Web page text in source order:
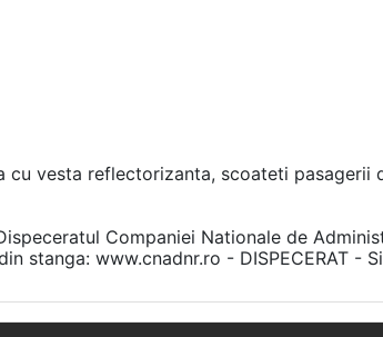
reflectorizanta, scoateti pasagerii
Companiei Nationale de
stanga: www.cnadnr.ro - DISPECERAT -